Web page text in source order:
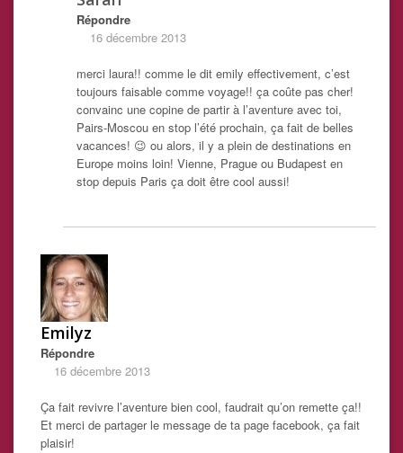
Répondre
16 décembre 2013
merci laura!! comme le dit emily effectivement, c’est
toujours faisable comme voyage!! ça coûte pas cher!
convainc une copine de partir à l’aventure avec toi,
Pairs-Moscou en stop l’été prochain, ça fait de belles
vacances! 😉 ou alors, il y a plein de destinations en
Europe moins loin! Vienne, Prague ou Budapest en
stop depuis Paris ça doit être cool aussi!
Emilyz
Répondre
16 décembre 2013
Ça fait revivre l’aventure bien cool, faudrait qu’on remette ça!!
Et merci de partager le message de ta page facebook, ça fait
plaisir!